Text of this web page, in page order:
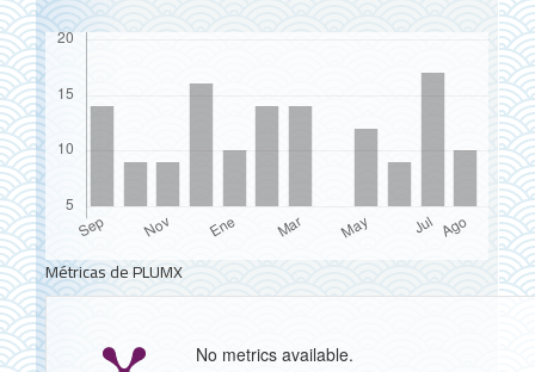
Métricas de PLUMX
No metrics available.